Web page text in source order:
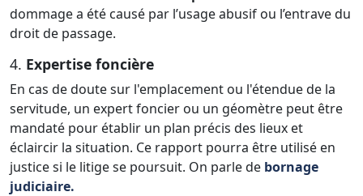
dommage a été causé par l’usage abusif ou l’entrave du
droit de passage.
4. Expertise foncière
En cas de doute sur l'emplacement ou l'étendue de la
servitude, un expert foncier ou un géomètre peut être
mandaté pour établir un plan précis des lieux et
éclaircir la situation. Ce rapport pourra être utilisé en
justice si le litige se poursuit. On parle de bornage
judiciaire.